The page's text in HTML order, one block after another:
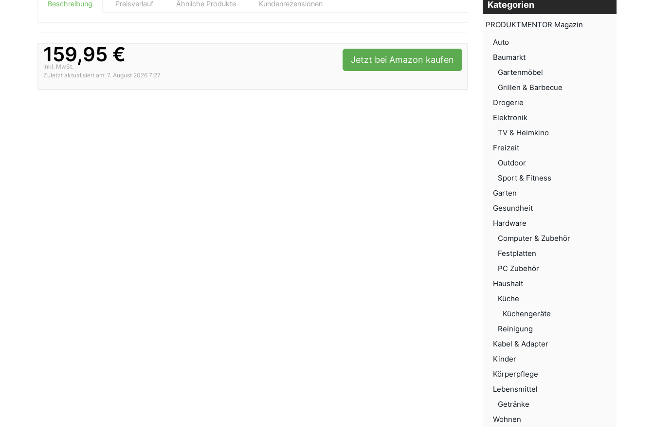
Beschreibung Preisverlauf Ähnliche Produkte Kundenrezensionen
159,95 €
inkl. MwSt.
Zuletzt aktualisiert am: 7. August 2026 7:27
Jetzt bei Amazon kaufen
Kategorien
PRODUKTMENTOR Magazin
Auto
Baumarkt
Gartenmöbel
Grillen & Barbecue
Drogerie
Elektronik
TV & Heimkino
Freizeit
Outdoor
Sport & Fitness
Garten
Gesundheit
Hardware
Computer & Zubehör
Festplatten
PC Zubehör
Haushalt
Küche
Küchengeräte
Reinigung
Kabel & Adapter
Kinder
Körperpflege
Lebensmittel
Getränke
Wohnen